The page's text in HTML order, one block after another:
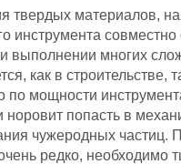
твердых материалов,
инструмента совместно
выполнении многих
как в строительстве,
по мощности
норовит попасть в
чужеродных частиц.
редко, необходимо